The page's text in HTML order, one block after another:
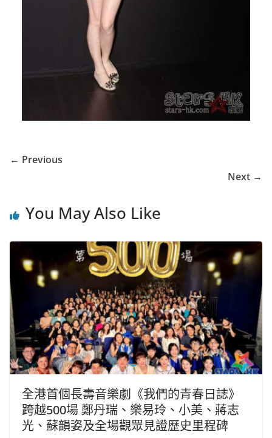
← Previous
Next →
You May Also Like
全港首個長壽音樂劇《我們的青春日誌》
跨越500場 鄭丹瑞、樂易玲、小美、蔣志
光、蘇韻姿及全場觀眾見證歷史里程碑